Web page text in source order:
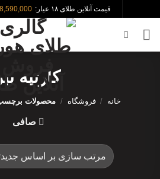
content
قیمت آنلاین طلای ۱۸ عیار: 18,590,000
کارتیه ببر
خانه / فروشگاه / محصولات برچسب
صافی